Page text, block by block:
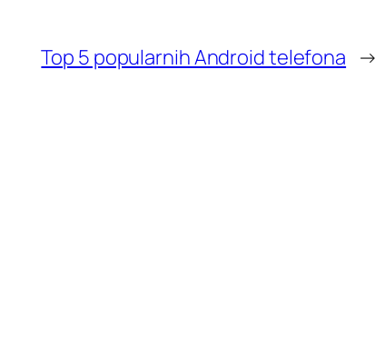
Top 5 popularnih Android telefona →